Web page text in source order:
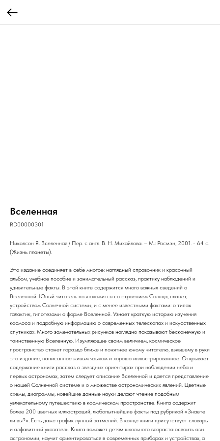
Вселенная
RD00000301
Николсон Я. Вселенная / Пер. с англ. В. Н. Михайлова. – М.: Росмэн, 2001. - 64 с.
(Жизнь планеты).
Это издание соединяет в себе многое: наглядный справочник и красочный
альбом, учебное пособие и занимательный рассказ, практику наблюдений и
удивительные факты. В этой книге содержится много важных сведений о
Вселенной. Юный читатель познакомится со строением Солнца, планет,
устройством Солнечной системы, и с менее известными фактами: о типах
галактик, гипотезами о форме Вселенной. Узнает краткую историю изучения
космоса и подробную информацию о современных телескопах и искусственных
спутниках. Много замечательных рисунков наглядно показывают бесконечную и
таинственную Вселенную. Изумляющее своим величием, космическое
пространство станет гораздо ближе и понятнее юному читателю, взявшему в руки
это издание, написанное живым языком и хорошо иллюстрированное. Открывает
содержание книги рассказ о звездных ориентирах при наблюдении неба и
первых астрономах, затем следует описание Вселенной и дается представление
о нашей Солнечной системе и о множестве астрономических явлений. Цветные
схемы, диаграммы, новейшие данные науки делают чтение подобным
увлекательному путешествию в космическом пространстве. Книга содержит
более 200 цветных иллюстраций, любопытнейшие факты под рубрикой «Знаете
ли вы?». Есть даже график лунный затмений. В конце книги присутствует словарь
и алфавитный указатель. Книга поможет детям школьного возраста освоить азы
астрономии, научит ориентироваться в современных приборах и устройствах, а